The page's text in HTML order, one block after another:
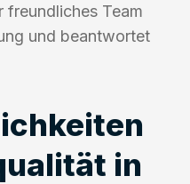
freundliches Team
und beantwortet
in